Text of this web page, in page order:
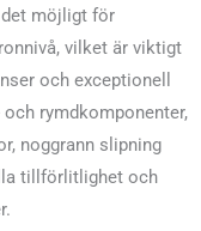
möjligt för
vilket är viktigt
och exceptionell
rymdkomponenter,
noggrann slipning
tillförlitlighet och